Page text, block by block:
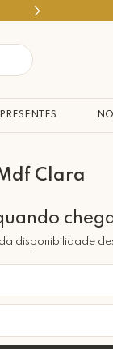
PRESENTES
Clara
disponibilidade